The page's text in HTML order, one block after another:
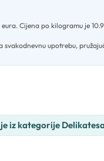
eura. Cijena po kilogramu je
upotrebu,
iz kategorije Delikatesa